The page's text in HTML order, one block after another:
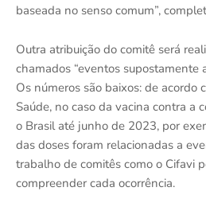
baseada no senso comum”,
Outra atribuição do comitê será
chamados “eventos supostamente
Os números são baixos: de acordo
Saúde, no caso da vacina contra a
o Brasil até junho de 2023, por
das doses foram relacionadas a
trabalho de comitês como o Cifavi
compreender cada ocorrência.